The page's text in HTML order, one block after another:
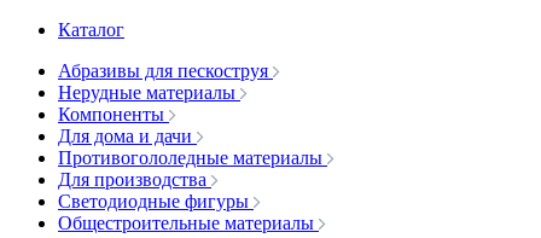
Каталог
Абразивы для пескоструя
Нерудные материалы
Компоненты
Для дома и дачи
Противогололедные материалы
Для производства
Светодиодные фигуры
Общестроительные материалы